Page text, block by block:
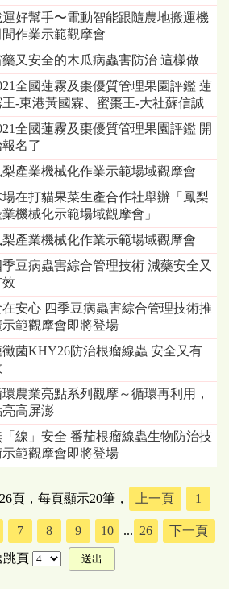
運好幫手〜電動智能跟隨農地搬運機
間作業示範觀摩會
藥又安全的木瓜病蟲害防治 這樣做
全國蓮霧及棗優質管理果園評鑑 蓮
王-東港黃國霖、蜜棗王-大社蘇信誠
全國蓮霧及棗優質管理果園評鑑 開
名了
梨產業機械化作業示範場域觀摩會
場在打貓果菜生產合作社舉辦「鳳梨
業機械化示範場域觀摩會」
梨產業機械化作業示範場域觀摩會
季豆病蟲害綜合管理技術 減藥安全又
在安心 四季豆病蟲害綜合管理技術推
示範觀摩會即將登場
黴菌KHY26防治根瘤線蟲 安全又有
農業亮點系列觀摩～循環再利用，
亮高屏澎
「線」安全 番茄根瘤線蟲生物防治技
示範觀摩會即將登場
26頁，每頁顯示20筆， 上一頁 1
7 8 9 10 ... 26
下一頁
跳頁